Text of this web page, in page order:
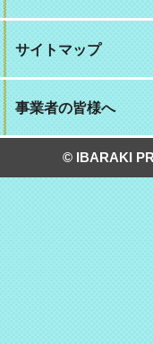
サイトマップ
事業者の皆様へ
© IBARAKI